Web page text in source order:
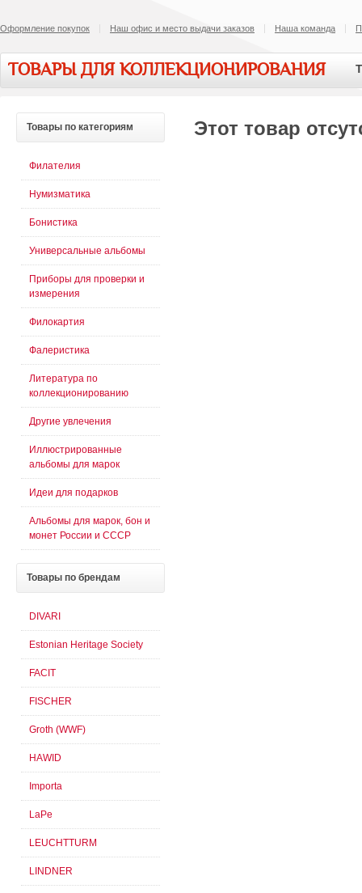
Оформление покупок Наш офис и место выдачи заказов Наша команда
ТОВАРЫ ДЛЯ КОЛЛЕКЦИОНИРОВАНИЯ
Этот товар
Товары по категориям
Филателия
Нумизматика
Бонистика
Универсальные альбомы
Приборы для проверки и
измерения
Филокартия
Фалеристика
Литература по
коллекционированию
Другие увлечения
Иллюстрированные
альбомы для марок
Идеи для подарков
Альбомы для марок, бон и
монет России и СССР
Товары по брендам
DIVARI
Estonian Heritage Society
FACIT
FISCHER
Groth (WWF)
HAWID
Importa
LaPe
LEUCHTTURM
LINDNER